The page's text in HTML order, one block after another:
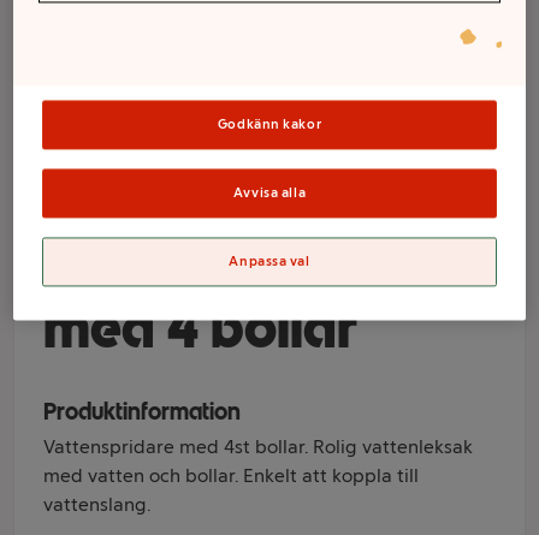
Vattenspridare
med 4 bollar
Produktinformation
Vattenspridare med 4st bollar. Rolig vattenleksak
med vatten och bollar. Enkelt att koppla till
vattenslang.
Välj butik och handla
Sortimentet kan variera mellan butikerna
Godkänn kakor
Avvisa alla
Anpassa val